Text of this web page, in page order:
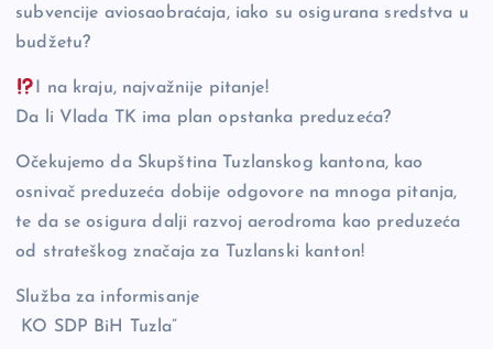
subvencije aviosaobraćaja, iako su osigurana sredstva u
budžetu?
I na kraju, najvažnije pitanje!
Da li Vlada TK ima plan opstanka preduzeća?
Očekujemo da Skupština Tuzlanskog kantona, kao
osnivač preduzeća dobije odgovore na mnoga pitanja,
te da se osigura dalji razvoj aerodroma kao preduzeća
od strateškog značaja za Tuzlanski kanton!
​​​​​​​Služba za informisanje
​​​​​​​ KO SDP BiH Tuzla”